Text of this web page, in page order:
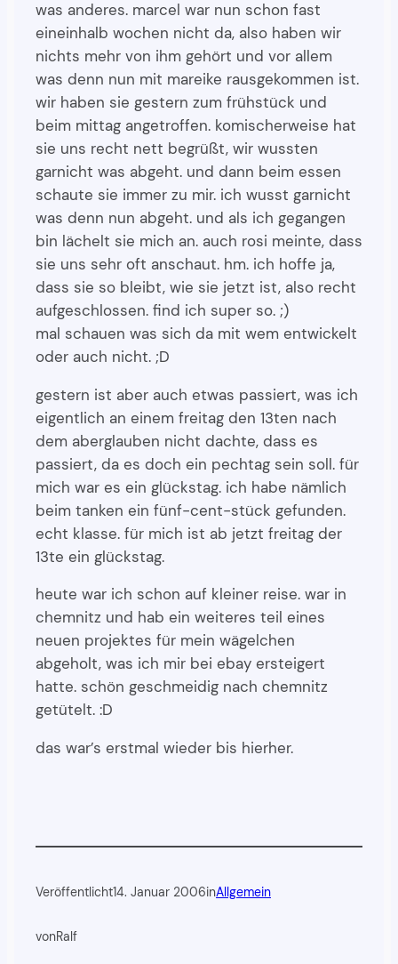
was anderes. marcel war nun schon fast
eineinhalb wochen nicht da, also haben wir
nichts mehr von ihm gehört und vor allem
was denn nun mit mareike rausgekommen ist.
wir haben sie gestern zum frühstück und
beim mittag angetroffen. komischerweise hat
sie uns recht nett begrüßt, wir wussten
garnicht was abgeht. und dann beim essen
schaute sie immer zu mir. ich wusst garnicht
was denn nun abgeht. und als ich gegangen
bin lächelt sie mich an. auch rosi meinte, dass
sie uns sehr oft anschaut. hm. ich hoffe ja,
dass sie so bleibt, wie sie jetzt ist, also recht
aufgeschlossen. find ich super so. ;)
mal schauen was sich da mit wem entwickelt
oder auch nicht. ;D
gestern ist aber auch etwas passiert, was ich
eigentlich an einem freitag den 13ten nach
dem aberglauben nicht dachte, dass es
passiert, da es doch ein pechtag sein soll. für
mich war es ein glückstag. ich habe nämlich
beim tanken ein fünf-cent-stück gefunden.
echt klasse. für mich ist ab jetzt freitag der
13te ein glückstag.
heute war ich schon auf kleiner reise. war in
chemnitz und hab ein weiteres teil eines
neuen projektes für mein wägelchen
abgeholt, was ich mir bei ebay ersteigert
hatte. schön geschmeidig nach chemnitz
getütelt. :D
das war’s erstmal wieder bis hierher.
Veröffentlicht14. Januar 2006inAllgemein
vonRalf